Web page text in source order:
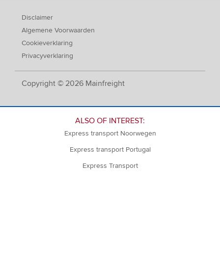
Copyright © 2026 Mainfreight
Disclaimer
Algemene Voorwaarden
Cookieverklaring
Privacyverklaring
ALSO OF INTEREST:
Express transport Noorwegen
Express transport Portugal
Express Transport